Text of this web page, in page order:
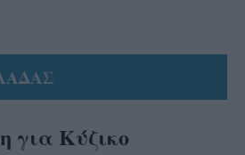
για Κύζικο